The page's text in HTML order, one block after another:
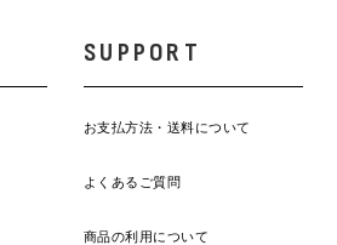
SUPPORT
お支払方法・送料について
よくあるご質問
商品の利用について